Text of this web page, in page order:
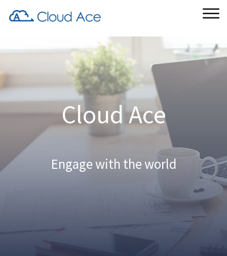
Cloud Ace
Engage with the world